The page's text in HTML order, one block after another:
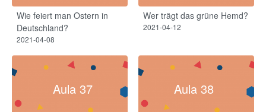
Wie feiert man Ostern in
Deutschland?
2021-04-08
Wer trägt das grüne Hemd?
2021-04-12
Aula 37 Aula 38